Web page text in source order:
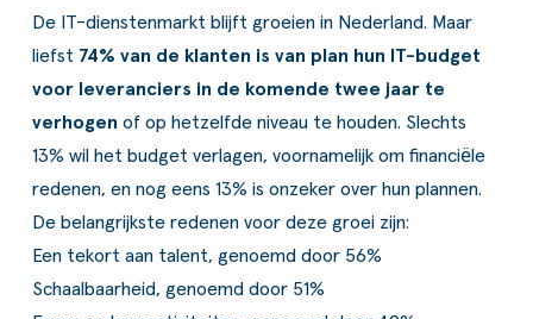
De IT-dienstenmarkt blijft groeien in Nederland. Maar
liefst 74% van de klanten is van plan hun IT-budget
voor leveranciers in de komende twee jaar te
verhogen of op hetzelfde niveau te houden. Slechts
13% wil het budget verlagen, voornamelijk om financiële
redenen, en nog eens 13% is onzeker over hun plannen.
De belangrijkste redenen voor deze groei zijn:
Een tekort aan talent, genoemd door 56%
Schaalbaarheid, genoemd door 51%